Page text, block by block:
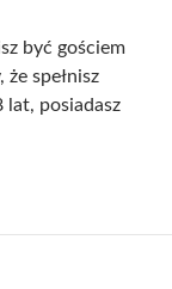
być gościem
spełnisz
lat, posiadasz